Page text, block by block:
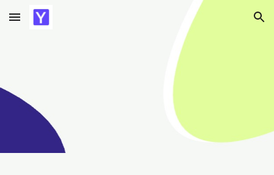
Skip to main content Skip to navigation